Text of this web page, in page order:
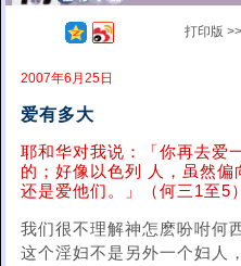
打印版 >>
2007年6月25日
爱有多大
耶和华对我说：「你再去爱
的；好像以色列 人，虽然
还是爱他们。」（何三1至5）
我们很不理解神怎麽吩咐何
这个淫妇不是另外一个妇人